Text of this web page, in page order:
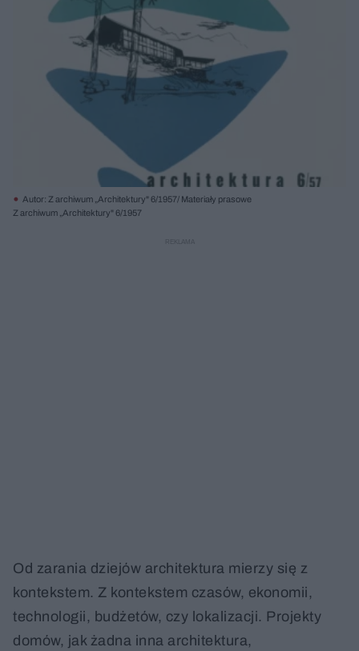
Autor: Z archiwum „Architektury" 6/1957/ Materiały prasowe
Z archiwum „Architektury" 6/1957
Od zarania dziejów architektura mierzy się z
kontekstem. Z kontekstem czasów, ekonomii,
technologii, budżetów, czy lokalizacji. Projekty
domów, jak żadna inna architektura,